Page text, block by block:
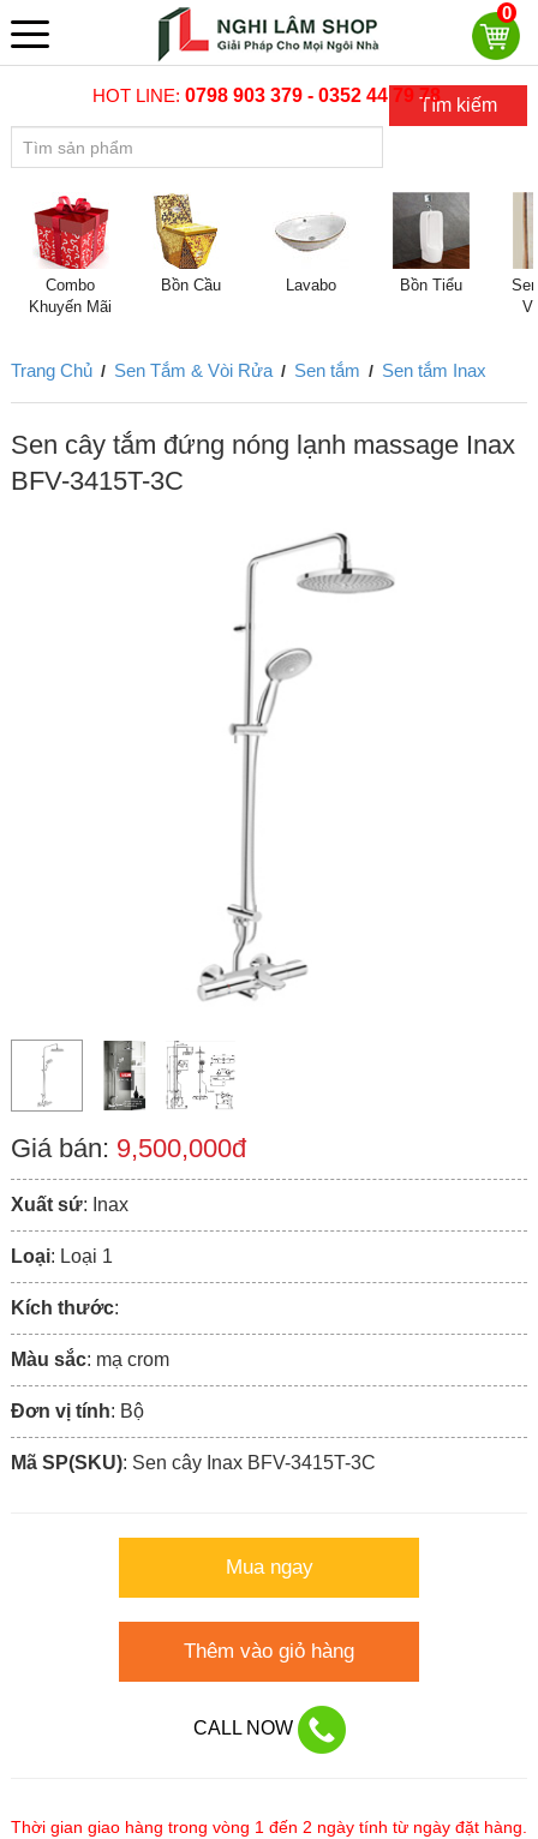
0
HOT LINE:0798 903 379 - 0352 44 79 78Tìm kiếm
Combo
Khuyến Mãi
Bồn Cầu Lavabo Bồn Tiểu
Trang Chủ / Sen Tắm & Vòi Rửa / Sen tắm / Sen tắm Inax
Sen cây tắm đứng nóng lạnh massage Inax
BFV-3415T-3C
Giá bán: 9,500,000đ
Xuất sứ: Inax
Loại: Loại 1
Kích thước:
Màu sắc: mạ crom
Đơn vị tính: Bộ
Mã SP(SKU): Sen cây Inax BFV-3415T-3C
Mua ngay
Thêm vào giỏ hàng
CALL NOW
Thời gian giao hàng trong vòng 1 đến 2 ngày tính từ ngày đặt hàng.